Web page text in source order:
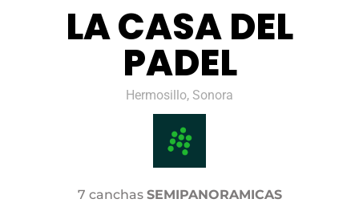
LA CASA DEL
PADEL
Hermosillo, Sonora
7 canchas SEMIPANORAMICAS